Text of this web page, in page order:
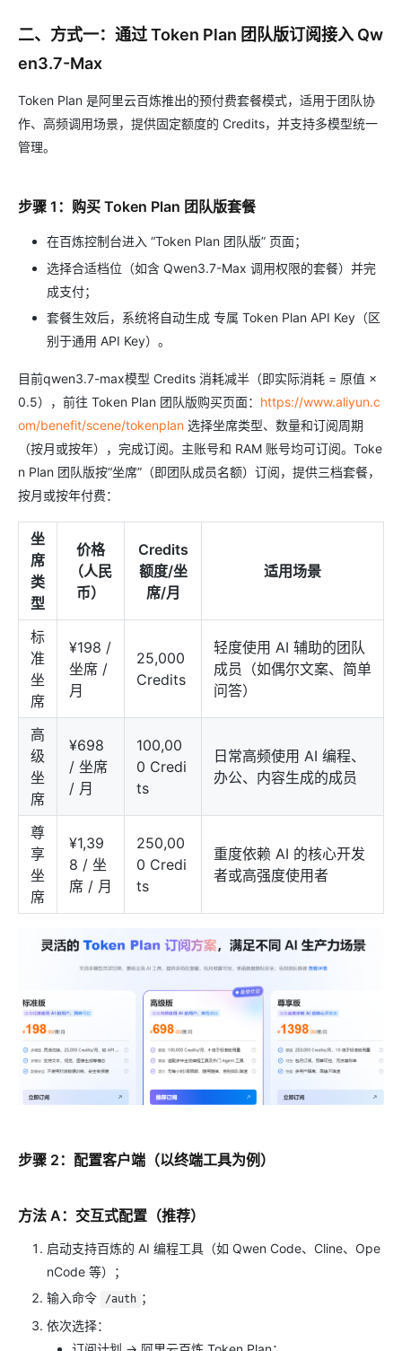
二、方式一：通过 Token Plan 团队版订阅接入 Qw
en3.7-Max
Token Plan 是阿里云百炼推出的预付费套餐模式，适用于团队协
作、高频调用场景，提供固定额度的 Credits，并支持多模型统一
管理。
步骤 1：购买 Token Plan 团队版套餐
在百炼控制台进入 “Token Plan 团队版” 页面；
选择合适档位（如含 Qwen3.7-Max 调用权限的套餐）并完
成支付；
套餐生效后，系统将自动生成 专属 Token Plan API Key（区
别于通用 API Key）。
目前qwen3.7-max模型 Credits 消耗减半（即实际消耗 = 原值 ×
0.5），前往 Token Plan 团队版购买页面： https://www.aliyun.c
om/benefit/scene/tokenplan 选择坐席类型、数量和订阅周期
（按月或按年），完成订阅。主账号和 RAM 账号均可订阅。Toke
n Plan 团队版按“坐席”（即团队成员名额）订阅，提供三档套餐，
按月或按年付费：
坐
席
类
型
价格
（人民
币）
Credits
额度/坐
席/月
适用场景
标
准
坐
席
¥198 /
坐席 /
月
25,000
Credits
轻度使用 AI 辅助的团队
成员（如偶尔文案、简单
问答）
高
级
坐
席
¥698
/ 坐席
/ 月
100,00
0 Credi
ts
日常高频使用 AI 编程、
办公、内容生成的成员
尊
享
坐
席
¥1,39
8 / 坐
席 / 月
250,00
0 Credi
ts
重度依赖 AI 的核心开发
者或高强度使用者
步骤 2：配置客户端（以终端工具为例）
方法 A：交互式配置（推荐）
启动支持百炼的 AI 编程工具（如 Qwen Code、Cline、Ope
nCode 等）；
输入命令
/auth ；
依次选择：